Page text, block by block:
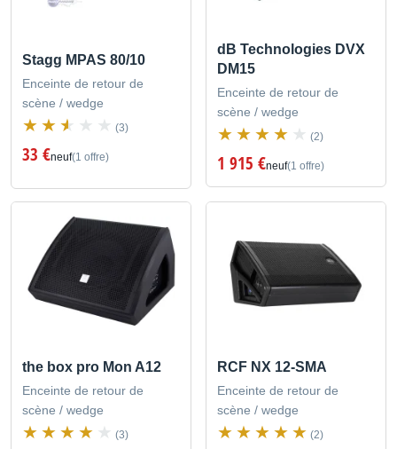
Stagg MPAS 80/10
Enceinte de retour de
scène / wedge
(3)
33 €neuf(1 offre)
dB Technologies DVX
DM15
Enceinte de retour de
scène / wedge
(2)
1 915 €neuf(1 offre)
the box pro Mon A12
Enceinte de retour de
scène / wedge
(3)
RCF NX 12-SMA
Enceinte de retour de
scène / wedge
(2)